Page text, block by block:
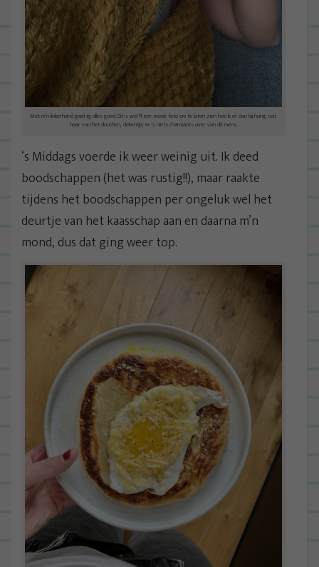
Met m’n linkerhand gaat iig alles goed. Dit is wel ff een mooie foto om te laten zien hoe ik er dan bij hang; nat
haar van het douchen, dekentje; er is niets charmants over van dit mens.
‘s Middags voerde ik weer weinig uit. Ik deed
boodschappen (het was rustig!!), maar raakte
tijdens het boodschappen per ongeluk wel het
deurtje van het kaasschap aan en daarna m’n
mond, dus dat ging weer top.